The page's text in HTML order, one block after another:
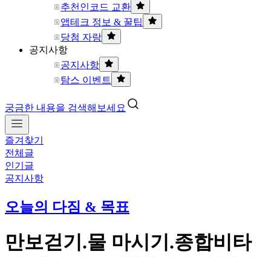
추천인코드 교환
앱테크 정보 & 꿀팁
당첨 자랑
공지사항
공지사항
탐스 이벤트
궁금한 내용을 검색해보세요
즐겨찾기
전체글
인기글
공지사항
오늘의 다짐 & 목표
만보걷기.물 마시기.종합비타